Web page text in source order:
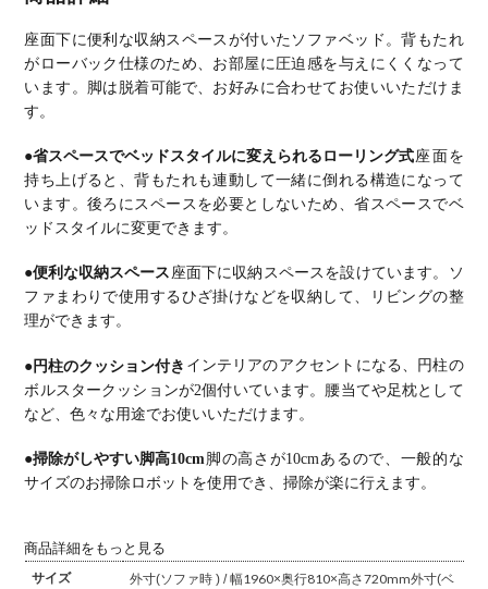
座面下に便利な収納スペースが付いたソファベッド。背もたれ
がローバック仕様のため、お部屋に圧迫感を与えにくくなって
います。 脚は脱着可能で、お好みに合わせてお使いいただけま
す。
●省スペースでベッドスタイルに変えられるローリング式座面を
持ち上げると、背もたれも連動して一緒に倒れる構造になって
います。後ろにスペースを必要としないため、省スペースでベ
ッドスタイルに変更できます。
●便利な収納スペース 座面下に収納スペースを設けています。
ソ
ファまわりで使用するひざ掛けなどを収納して、リビングの整
理ができます。
●円柱のクッション付き インテリアのアクセントになる、円柱の
ボルスタークッションが2個付いています。
腰当てや足枕として
など、色々な用途でお使いいただけます。
●掃除がしやすい脚高10cm脚の高さが10cmあるので、一般的な
サイズのお掃除ロボットを使用でき、掃除が楽に行えます。
商品詳細をもっと見る
サイズ
外寸(ソファ時 ) / 幅1960×奥行810×高さ720mm外寸(ベ